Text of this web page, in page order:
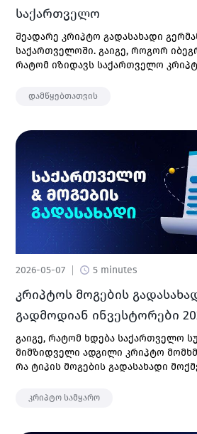
საქართველო
შეადარე კრიპტო გადასახადი
საქართველოში. გაიგე, როგორ
რატომ იზიდავს საქართველო
დამწყებთათვის
2026-05-07 5 minutes
კრიპტოს მოგების
გადმოდიან ინვესტორები
საქართველოში
გაიგე, რატომ ხდება საქართველო
მიმზიდველი ადგილი კრიპტო
რა ტიპის მოგების გადასახადი
კრიპტო სამყარო